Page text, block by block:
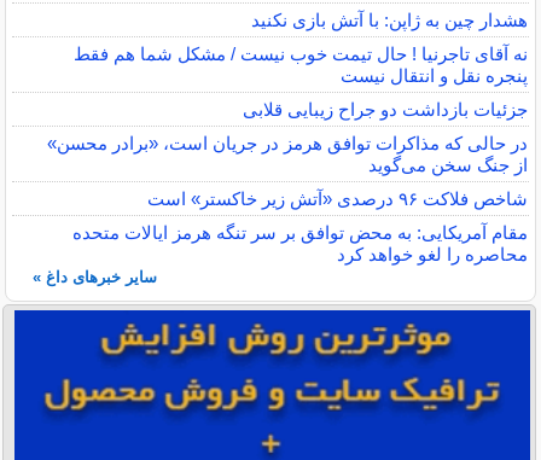
هشدار چین به ژاپن: با آتش بازی نکنید
نه آقای تاجرنیا ! حال تیمت خوب نیست / مشکل شما هم فقط
پنجره نقل و انتقال نیست
جزئیات بازداشت دو جراح زیبایی قلابی
در حالی که مذاکرات توافق هرمز در جریان است، «برادر محسن»
از جنگ سخن می‌گوید
شاخص فلاکت ۹۶ درصدی «آتش زیر خاکستر» است
مقام آمریکایی: به محض توافق بر سر تنگه هرمز ایالات متحده
محاصره را لغو خواهد کرد
سایر خبرهای داغ »